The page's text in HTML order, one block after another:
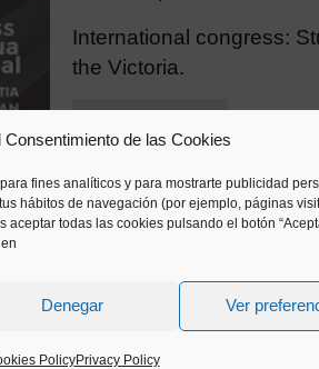
Consentimiento de las Cookies
fines analíticos y para mostrarte publicidad
hábitos de navegación (por ejemplo, páginas
aceptar todas las cookies pulsando el botón
Denegar Ver
PolicyPrivacy Policy
International congress:
the Victoria.